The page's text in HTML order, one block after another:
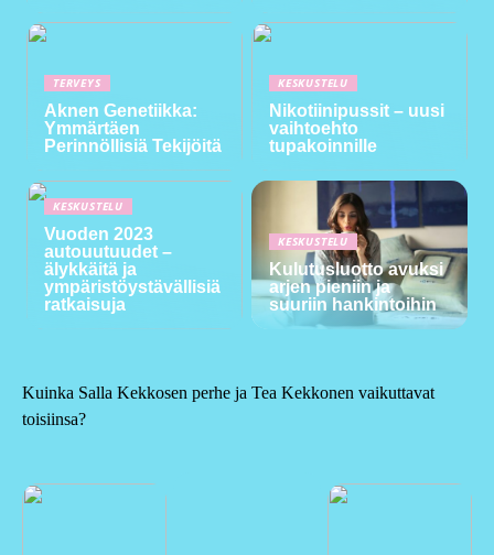
TERVEYS
Aknen Genetiikka:
Ymmärtäen
Perinnöllisiä Tekijöitä
KESKUSTELU
Nikotiinipussit – uusi
vaihtoehto
tupakoinnille
KESKUSTELU
Vuoden 2023
autouutuudet –
älykkäitä ja
ympäristöystävällisiä
ratkaisuja
KESKUSTELU
Kulutusluotto avuksi
arjen pieniin ja
suuriin hankintoihin
Kuinka Salla Kekkosen perhe ja Tea Kekkonen vaikuttavat
toisiinsa?